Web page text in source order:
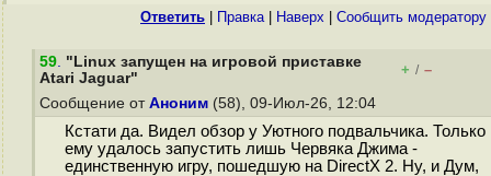
Ответить Правка| Наверх Cообщить модератору
59. "Linux запущен на игровой приставке
Atari Jaguar"
+ / –
Сообщение от Аноним (58), 09-Июл-26, 12:04
Кстати да. Видел обзор у Уютного подвальчика. Только
ему удалось запустить лишь Червяка Джима -
единственную игру, пошедшую на DirectX 2. Ну, и Дум,